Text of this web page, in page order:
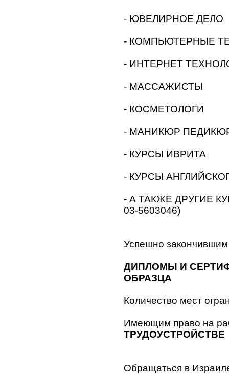
- ЮВЕЛИРНОЕ ДЕЛО
- КОМПЬЮТЕРНЫЕ
- ИНТЕРНЕТ
- МАССАЖИСТЫ
- КОСМЕТОЛОГИ
- МАНИКЮР
- КУРСЫ ИВРИТА
- КУРСЫ
- А ТАКЖЕ ДРУГИЕ
03-5603046)
Успешно
ДИПЛОМЫ И
ОБРАЗЦА
Количество мест
Имеющим право на
ТРУДОУСТРОЙСТВЕ
Обращаться в